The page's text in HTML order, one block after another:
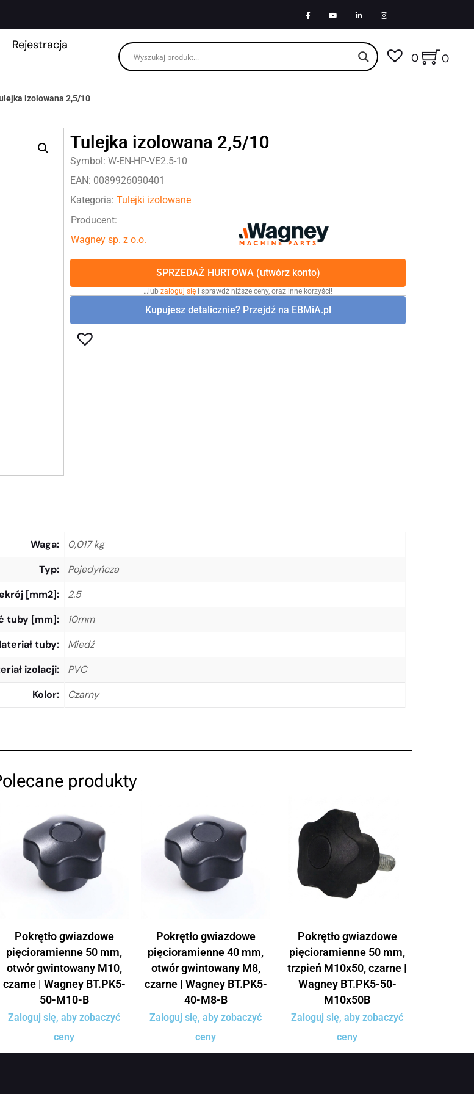
Rejestracja
0 0
izolowana 2,5/10
Tulejka izolowana 2,5/10
Symbol: W-EN-HP-VE2.5-10
EAN: 0089926090401
Kategoria: Tulejki izolowane
Producent:
Wagney sp. z o.o.
SPRZEDAŻ HURTOWA (utwórz konto)
…lub zaloguj się i sprawdź niższe ceny, oraz inne korzyści!
Kupujesz detalicznie? Przejdź na EBMiA.pl
Waga
0,017 kg
Typ
Pojedyńcza
[mm2]
2.5
tuby [mm]
10mm
tuby
Miedź
izolacji
PVC
Kolor
Czarny
produkty
Pokrętło gwiazdowe
pięcioramienne 50 mm,
otwór gwintowany M10,
czarne | Wagney BT.PK5-
50-M10-B
Zaloguj się, aby zobaczyć
ceny
Pokrętło gwiazdowe
pięcioramienne 40 mm,
otwór gwintowany M8,
czarne | Wagney BT.PK5-
40-M8-B
Zaloguj się, aby zobaczyć
ceny
Pokrętło gwiazdowe
pięcioramienne 50 mm,
trzpień M10x50, czarne |
Wagney BT.PK5-50-
M10x50B
Zaloguj się, aby zobaczyć
ceny